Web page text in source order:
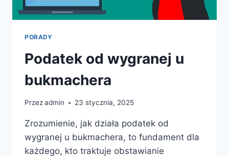
PORADY
Podatek od wygranej u
bukmachera
Przezadmin 23 stycznia, 2025
Zrozumienie, jak działa podatek od
wygranej u bukmachera, to fundament dla
każdego, kto traktuje obstawianie